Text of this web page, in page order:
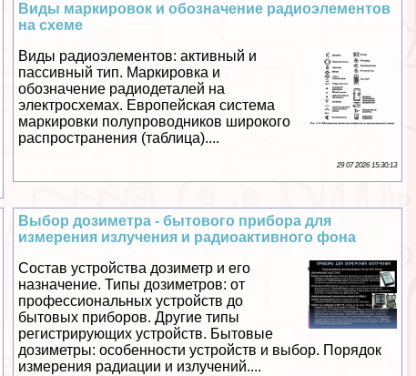
Виды маркировок и обозначение радиоэлементов
на схеме
Виды радиоэлементов: активный и
пассивный тип. Маркировка и
обозначение радиодеталей на
электросхемах. Европейская система
маркировки полупроводников широкого
распространения (таблица)....
29 07 2026 15:30:13
Выбор дозиметра - бытового прибора для
измерения излучения и радиоактивного фона
Состав устройства дозиметр и его
назначение. Типы дозиметров: от
профессиональных устройств до
бытовых приборов. Другие типы
регистрирующих устройств. Бытовые
дозиметры: особенности устройств и выбор. Порядок
измерения радиации и излучений....